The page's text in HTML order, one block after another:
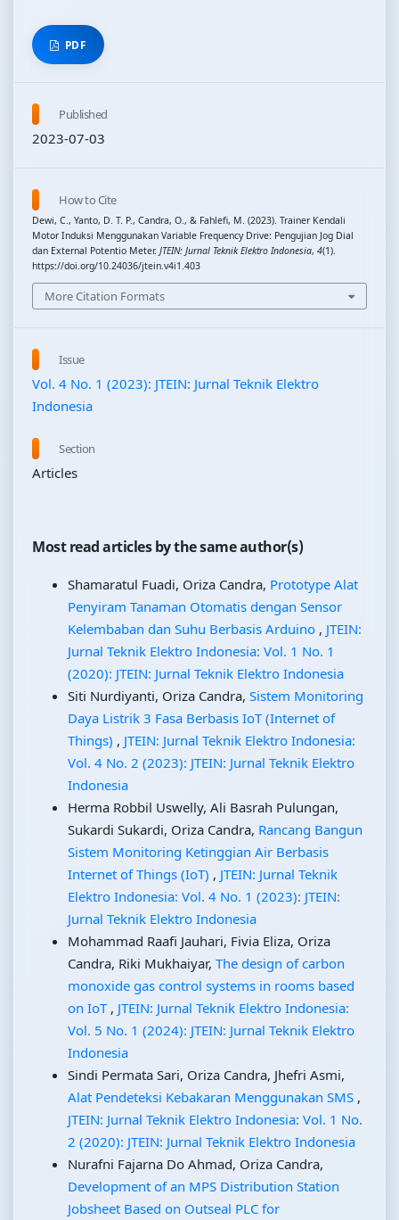
PDF
Published
2023-07-03
How to Cite
Dewi, C., Yanto, D. T. P., Candra, O., & Fahlefi, M. (2023). Trainer Kendali
Motor Induksi Menggunakan Variable Frequency Drive: Pengujian Jog Dial
dan External Potentio Meter. JTEIN: Jurnal Teknik Elektro Indonesia, 4(1).
https://doi.org/10.24036/jtein.v4i1.403
More Citation Formats
Issue
Vol. 4 No. 1 (2023): JTEIN: Jurnal Teknik Elektro
Indonesia
Section
Articles
Most read articles by the same author(s)
Shamaratul Fuadi, Oriza Candra, Prototype Alat
Penyiram Tanaman Otomatis dengan Sensor
Kelembaban dan Suhu Berbasis Arduino , JTEIN:
Jurnal Teknik Elektro Indonesia: Vol. 1 No. 1
(2020): JTEIN: Jurnal Teknik Elektro Indonesia
Siti Nurdiyanti, Oriza Candra, Sistem Monitoring
Daya Listrik 3 Fasa Berbasis IoT (Internet of
Things) , JTEIN: Jurnal Teknik Elektro Indonesia:
Vol. 4 No. 2 (2023): JTEIN: Jurnal Teknik Elektro
Indonesia
Herma Robbil Uswelly, Ali Basrah Pulungan,
Sukardi Sukardi, Oriza Candra, Rancang Bangun
Sistem Monitoring Ketinggian Air Berbasis
Internet of Things (IoT) , JTEIN: Jurnal Teknik
Elektro Indonesia: Vol. 4 No. 1 (2023): JTEIN:
Jurnal Teknik Elektro Indonesia
Mohammad Raafi Jauhari, Fivia Eliza, Oriza
Candra, Riki Mukhaiyar, The design of carbon
monoxide gas control systems in rooms based
on IoT , JTEIN: Jurnal Teknik Elektro Indonesia:
Vol. 5 No. 1 (2024): JTEIN: Jurnal Teknik Elektro
Indonesia
Sindi Permata Sari, Oriza Candra, Jhefri Asmi,
Alat Pendeteksi Kebakaran Menggunakan SMS ,
JTEIN: Jurnal Teknik Elektro Indonesia: Vol. 1 No.
2 (2020): JTEIN: Jurnal Teknik Elektro Indonesia
Nurafni Fajarna Do Ahmad, Oriza Candra,
Development of an MPS Distribution Station
Jobsheet Based on Outseal PLC for